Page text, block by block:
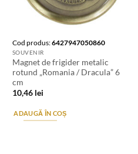
Cod produs:6427947050860
SOUVENIR
Magnet de frigider metalic
rotund „Romania / Dracula” 6
cm
10,46 lei
ADAUGĂ ÎN COȘ